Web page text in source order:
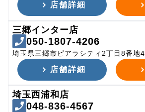
店舗詳細
三郷インター店
050-1807-4206
埼玉県三郷市ピアラシティ2丁目8番地4
店舗詳細
埼玉西浦和店
048-836-4567